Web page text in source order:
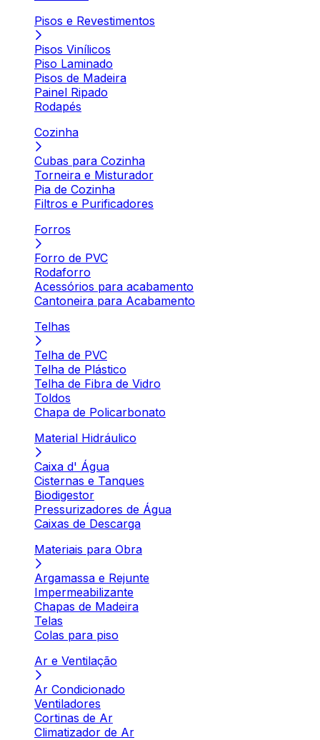
Pisos e Revestimentos
Pisos Vinílicos
Piso Laminado
Pisos de Madeira
Painel Ripado
Rodapés
Cozinha
Cubas para Cozinha
Torneira e Misturador
Pia de Cozinha
Filtros e Purificadores
Forros
Forro de PVC
Rodaforro
Acessórios para acabamento
Cantoneira para Acabamento
Telhas
Telha de PVC
Telha de Plástico
Telha de Fibra de Vidro
Toldos
Chapa de Policarbonato
Material Hidráulico
Caixa d' Água
Cisternas e Tanques
Biodigestor
Pressurizadores de Água
Caixas de Descarga
Materiais para Obra
Argamassa e Rejunte
Impermeabilizante
Chapas de Madeira
Telas
Colas para piso
Ar e Ventilação
Ar Condicionado
Ventiladores
Cortinas de Ar
Climatizador de Ar